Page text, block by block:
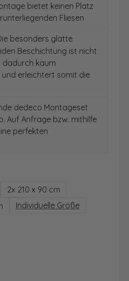
bietet keinen Platz
Fliesen
besonders glatte
Beschichtung ist nicht
dadurch kaum
erleichtert somit die
dedeco Montageset
Auf Anfrage bzw. mithilfe
perfekten
2x 210 x 90 cm
Individuelle Größe